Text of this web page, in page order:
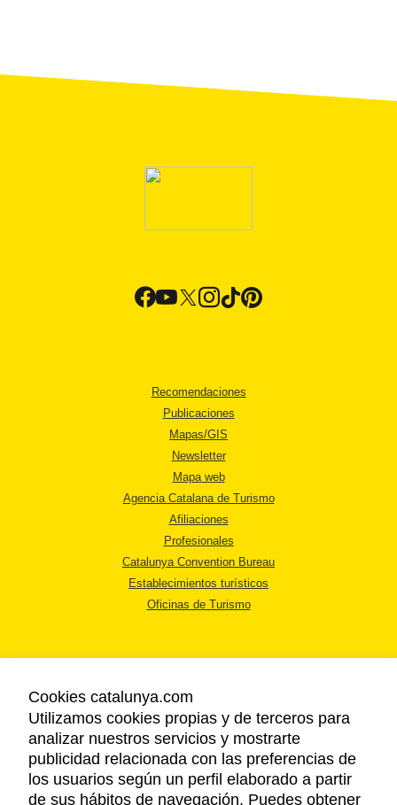
Recomendaciones
Publicaciones
Mapas/GIS
Newsletter
Mapa web
Agencia Catalana de Turismo
Afiliaciones
Profesionales
Catalunya Convention Bureau
Establecimientos turísticos
Oficinas de Turismo
AVISO LEGAL
POLÍTICA DE PRIVACIDAD
COOKIES
ACCESSIBILIDAD
Cookies catalunya.com
Utilizamos cookies propias y de terceros para
analizar nuestros servicios y mostrarte
publicidad relacionada con las preferencias de
los usuarios según un perfil elaborado a partir
de sus hábitos de navegación. Puedes obtener